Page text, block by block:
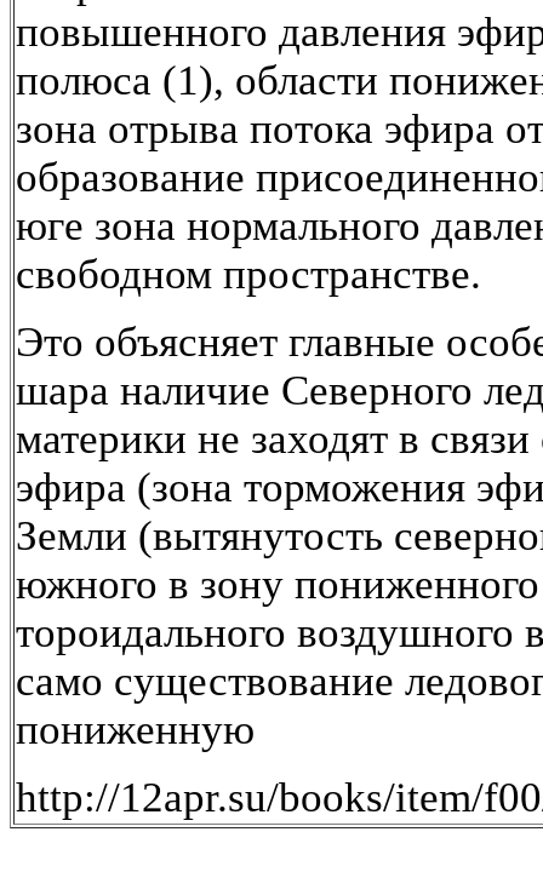
повышенного давления
полюса (1), области
зона отрыва потока эфира
образование
юге зона нормального
свободном пространстве.
Это объясняет главные
шара наличие Северного
материки не заходят в
эфира (зона торможения
Земли (вытянутость
южного в зону
тороидального воздушного
само существование
пониженную
http://12apr.su/books/item/